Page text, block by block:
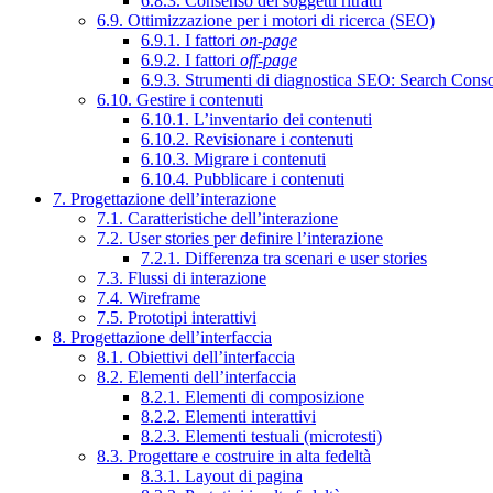
6.9. Ottimizzazione per i motori di ricerca (SEO)
6.9.1. I fattori on-page
6.9.2. I fattori off-page
6.9.3. Strumenti di diagnostica SEO: Search
6.10. Gestire i contenuti
6.10.1. L’inventario dei contenuti
6.10.2. Revisionare i contenuti
6.10.3. Migrare i contenuti
6.10.4. Pubblicare i contenuti
7. Progettazione dell’interazione
7.1. Caratteristiche dell’interazione
7.2. User stories per definire l’interazione
7.2.1. Differenza tra scenari e user stories
7.3. Flussi di interazione
7.4. Wireframe
7.5. Prototipi interattivi
8. Progettazione dell’interfaccia
8.1. Obiettivi dell’interfaccia
8.2. Elementi dell’interfaccia
8.2.1. Elementi di composizione
8.2.2. Elementi interattivi
8.2.3. Elementi testuali (microtesti)
8.3. Progettare e costruire in alta fedeltà
8.3.1. Layout di pagina